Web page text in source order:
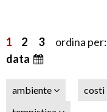
1 2 3ordina per:
data
ambiente costi